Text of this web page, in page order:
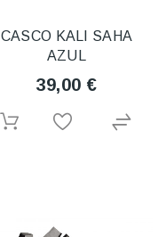
CASCO KALI SAHA
AZUL
39,00 €